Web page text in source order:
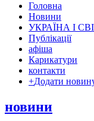
Головна
Новини
УКРАЇНА І
Публікації
афіша
Карикатури
контакти
+Додати
новини